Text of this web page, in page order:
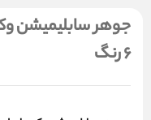
جوهر سابلیمیشن
6 رنگ